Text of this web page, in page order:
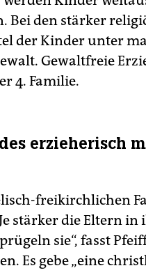
Bei den stärker
der Kinder unter
Gewaltfreie
4. Familie.
erzieherisch
freikirchlichen
stärker die Eltern
sie“, fasst
Es gebe „eine